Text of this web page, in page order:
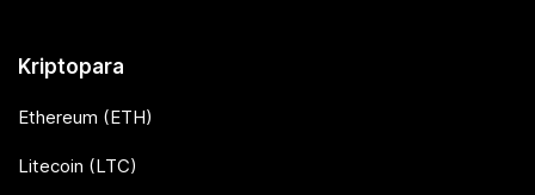
Kriptopara
Ethereum (ETH)
Litecoin (LTC)